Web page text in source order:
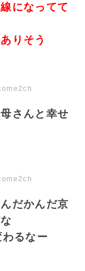
になってて
りそう
さんと幸せ
だかんだ京
るなー